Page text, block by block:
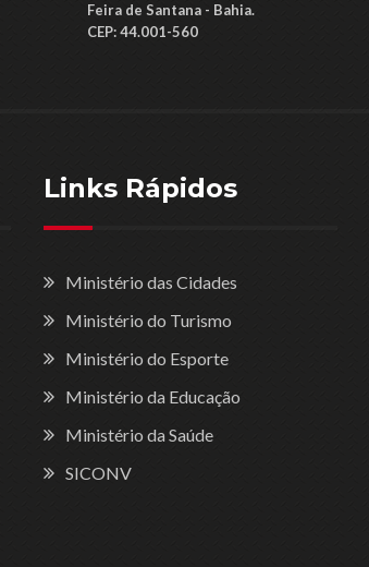
Feira de Santana - Bahia.
CEP: ​44.001-560
Links Rápidos
Ministério das Cidades
Ministério do Turismo
Ministério do Esporte
Ministério da Educação
Ministério da Saúde
SICONV